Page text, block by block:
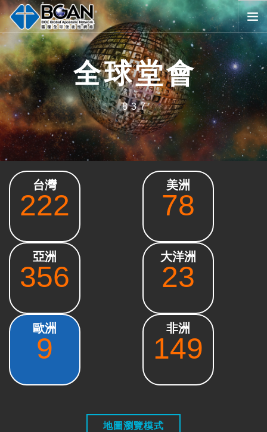
首頁
全球堂會
消息公告
影音媒體
代禱事項
資源共享
友好連結
搜尋
SELECT LANGUAGE
會員登入
全球堂會
837
台灣
222
美洲
78
亞洲
356
大洋洲
23
歐洲
9
非洲
149
地圖瀏覽模式